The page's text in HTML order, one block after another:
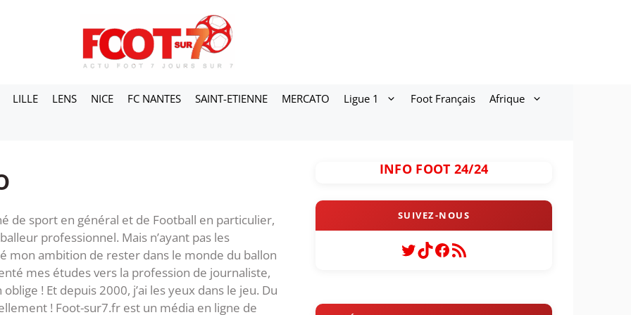
LILLE LENS NICE FC NANTES SAINT-ETIENNE MERCATO Ligue 1 Foot Français Afrique
de sport en général et de Football en particulier,
professionnel. Mais n’ayant pas les
mon ambition de rester dans le monde du ballon
mes études vers la profession de journaliste,
! Et depuis 2000, j’ai les yeux dans le jeu. Du
! Foot-sur7.fr est un média en ligne de
INFO FOOT 24/24
Twitter
TikTok
Facebook
Flux RSS